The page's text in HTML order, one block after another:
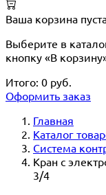
Ваша корзина
Выберите в
кнопку «В
Итого: 0 руб.
Оформить заказ
Главная
Каталог
Система
Кран с
3/4